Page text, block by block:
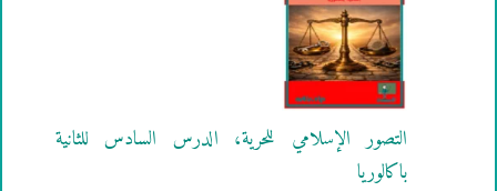
التصور الإسلامي للحرية، الدرس السادس للثانية
باكالوريا